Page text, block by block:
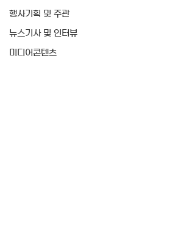
행사기획 및 주관
뉴스기사 및 인터뷰
미디어콘텐츠